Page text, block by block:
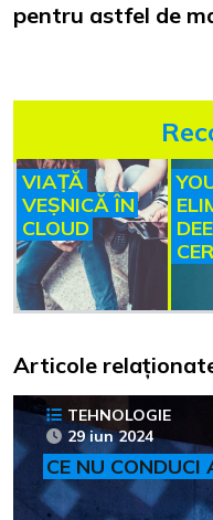
pentru astfel de
VIAȚĂ
VEȘNICĂ ÎN
CLOUD
Articole
TEHNOLOGIE
29 iun 2024
CE NU CONDUCI